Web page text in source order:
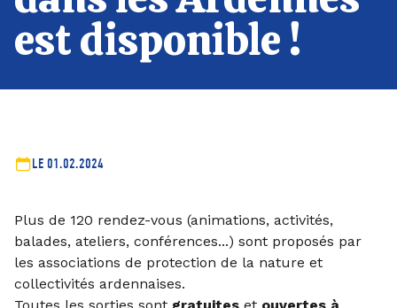
est disponible !
LE 01.02.2024
Plus de 120 rendez-vous (animations, activités,
balades, ateliers, conférences...) sont proposés par
les associations de protection de la nature et
collectivités ardennaises.